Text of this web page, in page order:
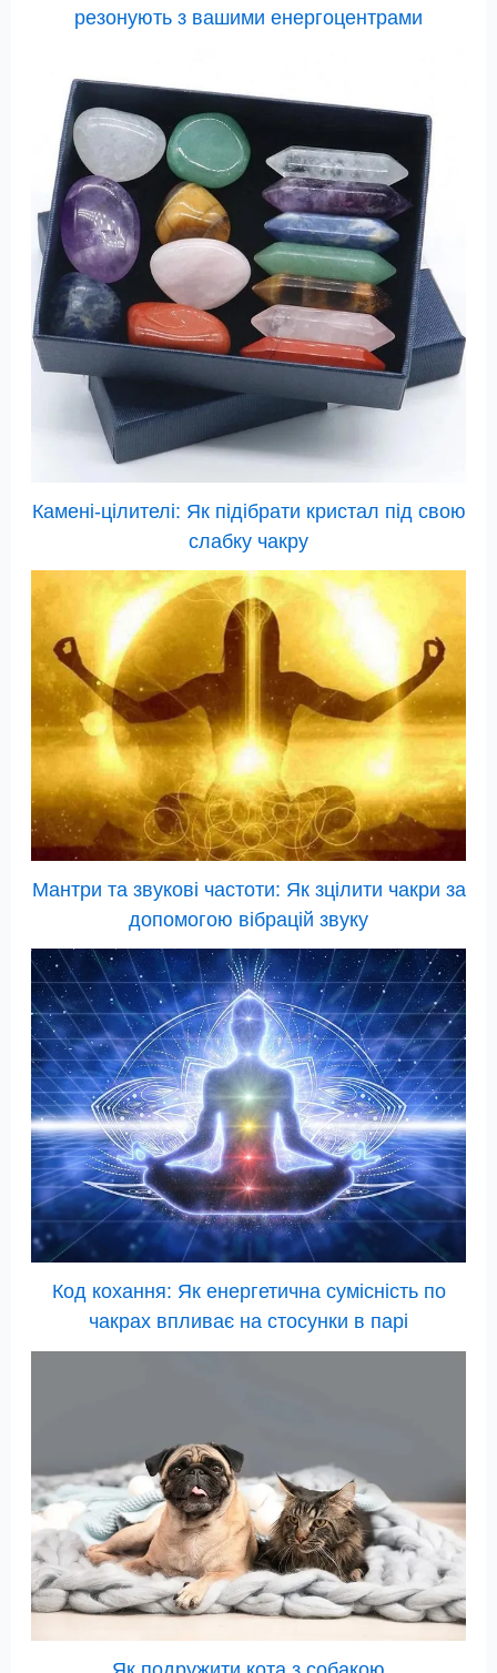
резонують з вашими енергоцентрами
Камені-цілителі: Як підібрати кристал під свою
слабку чакру
Мантри та звукові частоти: Як зцілити чакри за
допомогою вібрацій звуку
Код кохання: Як енергетична сумісність по
чакрах впливає на стосунки в парі